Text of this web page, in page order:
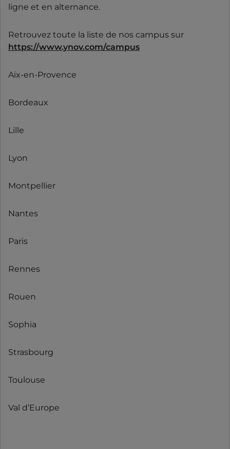
ligne et en alternance.
Retrouvez toute la liste de nos campus sur
https://www.ynov.com/campus
Aix-en-Provence
Bordeaux
Lille
Lyon
Montpellier
Nantes
Paris
Rennes
Rouen
Sophia
Strasbourg
Toulouse
Val d’Europe